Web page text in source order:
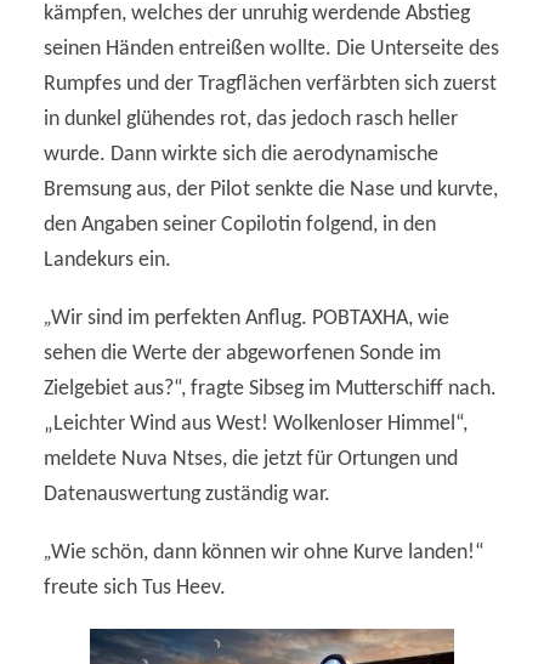
kämpfen, welches der unruhig werdende Abstieg
seinen Händen entreißen wollte. Die Unterseite des
Rumpfes und der Tragflächen verfärbten sich zuerst
in dunkel glühendes rot, das jedoch rasch heller
wurde. Dann wirkte sich die aerodynamische
Bremsung aus, der Pilot senkte die Nase und kurvte,
den Angaben seiner Copilotin folgend, in den
Landekurs ein.
„Wir sind im perfekten Anflug. POBTAXHA, wie
sehen die Werte der abgeworfenen Sonde im
Zielgebiet aus?“, fragte Sibseg im Mutterschiff nach.
„Leichter Wind aus West! Wolkenloser Himmel“,
meldete Nuva Ntses, die jetzt für Ortungen und
Datenauswertung zuständig war.
„Wie schön, dann können wir ohne Kurve landen!“
freute sich Tus Heev.